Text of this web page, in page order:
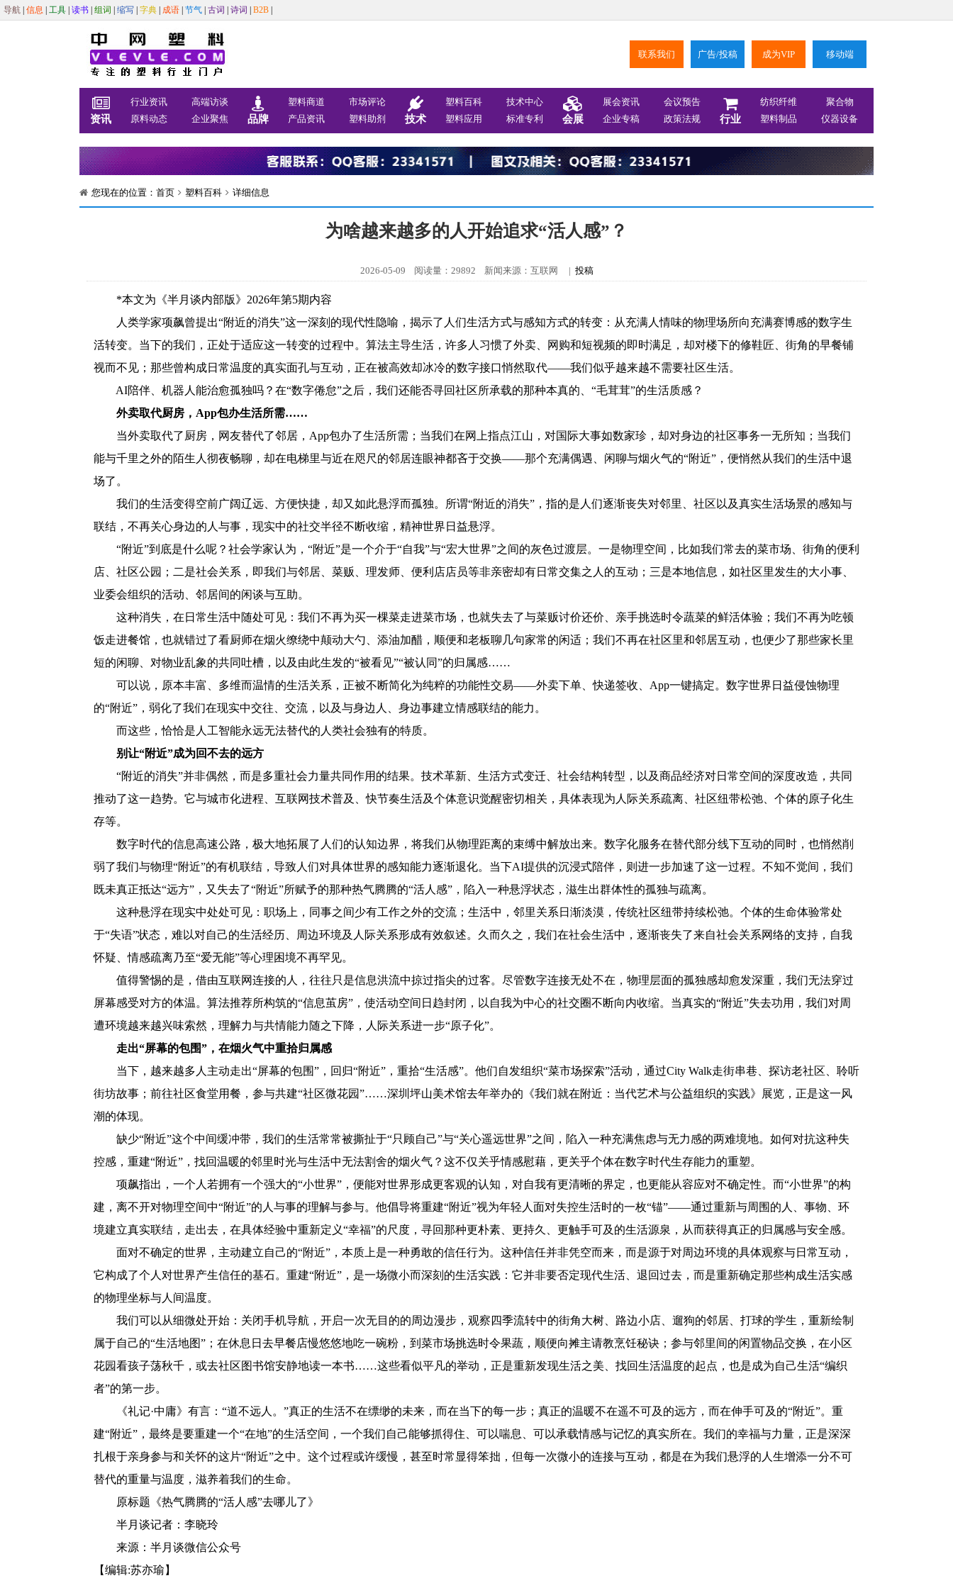
导航 信息 工具 读书 组词 缩写 字典 成语 节气 古词 诗词 B2B
联系我们 广告/投稿 成为VIP 移动端
资讯
行业资讯
高端访谈
原料动态
企业聚焦 品牌
塑料商道
市场评论
产品资讯
塑料助剂 技术
塑料百科
技术中心
塑料应用
标准专利 会展
展会资讯
会议预告
企业专稿
政策法规 行业
纺织纤维
聚合物
塑料制品
仪器设备
您现在的位置： 首页 塑料百科 详细信息
为啥越来越多的人开始追求“活人感”？
2026-05-09 阅读量：29892 新闻来源：互联网 | 投稿
*本文为《半月谈内部版》2026年第5期内容
人类学家项飙曾提出“附近的消失”这一深刻的现代性隐喻，揭示了人们生活方式与感知方式的转变：从充满人情味的物理场所向充满赛博感的数字生
活转变。当下的我们，正处于适应这一转变的过程中。算法主导生活，许多人习惯了外卖、网购和短视频的即时满足，却对楼下的修鞋匠、街角的早餐铺
视而不见；那些曾构成日常温度的真实面孔与互动，正在被高效却冰冷的数字接口悄然取代——我们似乎越来越不需要社区生活。
AI陪伴、机器人能治愈孤独吗？在“数字倦怠”之后，我们还能否寻回社区所承载的那种本真的、“毛茸茸”的生活质感？
外卖取代厨房，App包办生活所需……
当外卖取代了厨房，网友替代了邻居，App包办了生活所需；当我们在网上指点江山，对国际大事如数家珍，却对身边的社区事务一无所知；当我们
能与千里之外的陌生人彻夜畅聊，却在电梯里与近在咫尺的邻居连眼神都吝于交换——那个充满偶遇、闲聊与烟火气的“附近”，便悄然从我们的生活中退
场了。
我们的生活变得空前广阔辽远、方便快捷，却又如此悬浮而孤独。所谓“附近的消失”，指的是人们逐渐丧失对邻里、社区以及真实生活场景的感知与
联结，不再关心身边的人与事，现实中的社交半径不断收缩，精神世界日益悬浮。
“附近”到底是什么呢？社会学家认为，“附近”是一个介于“自我”与“宏大世界”之间的灰色过渡层。一是物理空间，比如我们常去的菜市场、街角的便利
店、社区公园；二是社会关系，即我们与邻居、菜贩、理发师、便利店店员等非亲密却有日常交集之人的互动；三是本地信息，如社区里发生的大小事、
业委会组织的活动、邻居间的闲谈与互助。
这种消失，在日常生活中随处可见：我们不再为买一棵菜走进菜市场，也就失去了与菜贩讨价还价、亲手挑选时令蔬菜的鲜活体验；我们不再为吃顿
饭走进餐馆，也就错过了看厨师在烟火缭绕中颠动大勺、添油加醋，顺便和老板聊几句家常的闲适；我们不再在社区里和邻居互动，也便少了那些家长里
短的闲聊、对物业乱象的共同吐槽，以及由此生发的“被看见”“被认同”的归属感……
可以说，原本丰富、多维而温情的生活关系，正被不断简化为纯粹的功能性交易——外卖下单、快递签收、App一键搞定。数字世界日益侵蚀物理
的“附近”，弱化了我们在现实中交往、交流，以及与身边人、身边事建立情感联结的能力。
而这些，恰恰是人工智能永远无法替代的人类社会独有的特质。
别让“附近”成为回不去的远方
“附近的消失”并非偶然，而是多重社会力量共同作用的结果。技术革新、生活方式变迁、社会结构转型，以及商品经济对日常空间的深度改造，共同
推动了这一趋势。它与城市化进程、互联网技术普及、快节奏生活及个体意识觉醒密切相关，具体表现为人际关系疏离、社区纽带松弛、个体的原子化生
存等。
数字时代的信息高速公路，极大地拓展了人们的认知边界，将我们从物理距离的束缚中解放出来。数字化服务在替代部分线下互动的同时，也悄然削
弱了我们与物理“附近”的有机联结，导致人们对具体世界的感知能力逐渐退化。当下AI提供的沉浸式陪伴，则进一步加速了这一过程。不知不觉间，我们
既未真正抵达“远方”，又失去了“附近”所赋予的那种热气腾腾的“活人感”，陷入一种悬浮状态，滋生出群体性的孤独与疏离。
这种悬浮在现实中处处可见：职场上，同事之间少有工作之外的交流；生活中，邻里关系日渐淡漠，传统社区纽带持续松弛。个体的生命体验常处
于“失语”状态，难以对自己的生活经历、周边环境及人际关系形成有效叙述。久而久之，我们在社会生活中，逐渐丧失了来自社会关系网络的支持，自我
怀疑、情感疏离乃至“爱无能”等心理困境不再罕见。
值得警惕的是，借由互联网连接的人，往往只是信息洪流中掠过指尖的过客。尽管数字连接无处不在，物理层面的孤独感却愈发深重，我们无法穿过
屏幕感受对方的体温。算法推荐所构筑的“信息茧房”，使活动空间日趋封闭，以自我为中心的社交圈不断向内收缩。当真实的“附近”失去功用，我们对周
遭环境越来越兴味索然，理解力与共情能力随之下降，人际关系进一步“原子化”。
走出“屏幕的包围”，在烟火气中重拾归属感
当下，越来越多人主动走出“屏幕的包围”，回归“附近”，重拾“生活感”。他们自发组织“菜市场探索”活动，通过City Walk走街串巷、探访老社区、聆听
街坊故事；前往社区食堂用餐，参与共建“社区微花园”……深圳坪山美术馆去年举办的《我们就在附近：当代艺术与公益组织的实践》展览，正是这一风
潮的体现。
缺少“附近”这个中间缓冲带，我们的生活常常被撕扯于“只顾自己”与“关心遥远世界”之间，陷入一种充满焦虑与无力感的两难境地。如何对抗这种失
控感，重建“附近”，找回温暖的邻里时光与生活中无法割舍的烟火气？这不仅关乎情感慰藉，更关乎个体在数字时代生存能力的重塑。
项飙指出，一个人若拥有一个强大的“小世界”，便能对世界形成更客观的认知，对自我有更清晰的界定，也更能从容应对不确定性。而“小世界”的构
建，离不开对物理空间中“附近”的人与事的理解与参与。他倡导将重建“附近”视为年轻人面对失控生活时的一枚“锚”——通过重新与周围的人、事物、环
境建立真实联结，走出去，在具体经验中重新定义“幸福”的尺度，寻回那种更朴素、更持久、更触手可及的生活源泉，从而获得真正的归属感与安全感。
面对不确定的世界，主动建立自己的“附近”，本质上是一种勇敢的信任行为。这种信任并非凭空而来，而是源于对周边环境的具体观察与日常互动，
它构成了个人对世界产生信任的基石。重建“附近”，是一场微小而深刻的生活实践：它并非要否定现代生活、退回过去，而是重新确定那些构成生活实感
的物理坐标与人间温度。
我们可以从细微处开始：关闭手机导航，开启一次无目的的周边漫步，观察四季流转中的街角大树、路边小店、遛狗的邻居、打球的学生，重新绘制
属于自己的“生活地图”；在休息日去早餐店慢悠悠地吃一碗粉，到菜市场挑选时令果蔬，顺便向摊主请教烹饪秘诀；参与邻里间的闲置物品交换，在小区
花园看孩子荡秋千，或去社区图书馆安静地读一本书……这些看似平凡的举动，正是重新发现生活之美、找回生活温度的起点，也是成为自己生活“编织
者”的第一步。
《礼记·中庸》有言：“道不远人。”真正的生活不在缥缈的未来，而在当下的每一步；真正的温暖不在遥不可及的远方，而在伸手可及的“附近”。重
建“附近”，最终是要重建一个“在地”的生活空间，一个我们自己能够抓得住、可以喘息、可以承载情感与记忆的真实所在。我们的幸福与力量，正是深深
扎根于亲身参与和关怀的这片“附近”之中。这个过程或许缓慢，甚至时常显得笨拙，但每一次微小的连接与互动，都是在为我们悬浮的人生增添一分不可
替代的重量与温度，滋养着我们的生命。
原标题《热气腾腾的“活人感”去哪儿了》
半月谈记者：李晓玲
来源：半月谈微信公众号
【编辑:苏亦瑜】